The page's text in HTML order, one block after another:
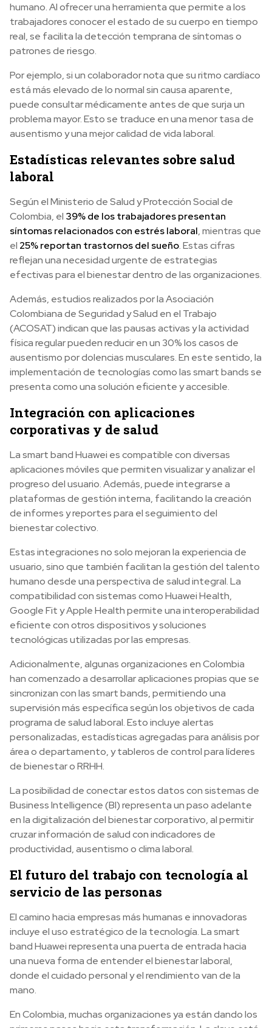
humano. Al ofrecer una herramienta que permite a los
trabajadores conocer el estado de su cuerpo en tiempo
real, se facilita la detección temprana de síntomas o
patrones de riesgo.
Por ejemplo, si un colaborador nota que su ritmo cardíaco
está más elevado de lo normal sin causa aparente,
puede consultar médicamente antes de que surja un
problema mayor. Esto se traduce en una menor tasa de
ausentismo y una mejor calidad de vida laboral.
Estadísticas relevantes sobre salud
laboral
Según el Ministerio de Salud y Protección Social de
Colombia, el 39% de los trabajadores presentan
síntomas relacionados con estrés laboral, mientras que
el 25% reportan trastornos del sueño. Estas cifras
reflejan una necesidad urgente de estrategias
efectivas para el bienestar dentro de las organizaciones.
Además, estudios realizados por la Asociación
Colombiana de Seguridad y Salud en el Trabajo
(ACOSAT) indican que las pausas activas y la actividad
física regular pueden reducir en un 30% los casos de
ausentismo por dolencias musculares. En este sentido, la
implementación de tecnologías como las smart bands se
presenta como una solución eficiente y accesible.
Integración con aplicaciones
corporativas y de salud
La smart band Huawei es compatible con diversas
aplicaciones móviles que permiten visualizar y analizar el
progreso del usuario. Además, puede integrarse a
plataformas de gestión interna, facilitando la creación
de informes y reportes para el seguimiento del
bienestar colectivo.
Estas integraciones no solo mejoran la experiencia de
usuario, sino que también facilitan la gestión del talento
humano desde una perspectiva de salud integral. La
compatibilidad con sistemas como Huawei Health,
Google Fit y Apple Health permite una interoperabilidad
eficiente con otros dispositivos y soluciones
tecnológicas utilizadas por las empresas.
Adicionalmente, algunas organizaciones en Colombia
han comenzado a desarrollar aplicaciones propias que se
sincronizan con las smart bands, permitiendo una
supervisión más específica según los objetivos de cada
programa de salud laboral. Esto incluye alertas
personalizadas, estadísticas agregadas para análisis por
área o departamento, y tableros de control para líderes
de bienestar o RRHH.
La posibilidad de conectar estos datos con sistemas de
Business Intelligence (BI) representa un paso adelante
en la digitalización del bienestar corporativo, al permitir
cruzar información de salud con indicadores de
productividad, ausentismo o clima laboral.
El futuro del trabajo con tecnología al
servicio de las personas
El camino hacia empresas más humanas e innovadoras
incluye el uso estratégico de la tecnología. La smart
band Huawei representa una puerta de entrada hacia
una nueva forma de entender el bienestar laboral,
donde el cuidado personal y el rendimiento van de la
mano.
En Colombia, muchas organizaciones ya están dando los